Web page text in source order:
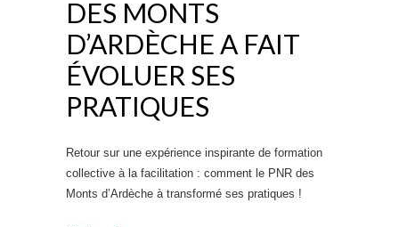
DES MONTS
D’ARDÈCHE A FAIT
ÉVOLUER SES
PRATIQUES
Retour sur une expérience inspirante de formation
collective à la facilitation : comment le PNR des
Monts d’Ardèche à transformé ses pratiques !